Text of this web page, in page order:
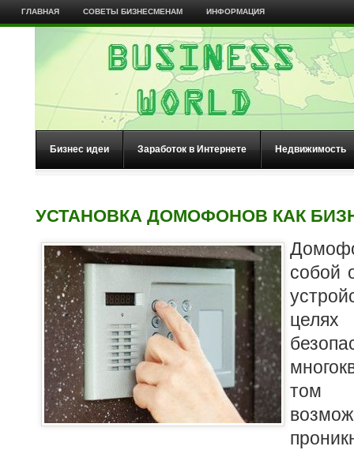
ГЛАВНАЯ СОВЕТЫ БИЗНЕСМЕНАМ ИНФОРМАЦИЯ
Бизнес идеи Заработок в Интернете Недвижимость
УСТАНОВКА ДОМОФОНОВ КАК
собой
том